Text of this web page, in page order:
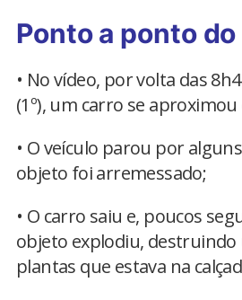
Ponto a ponto
• No vídeo, por volta das
(1º), um carro se aproximou
• O veículo parou por
objeto foi arremessado;
• O carro saiu e, poucos
objeto explodiu, destruindo
plantas que estava na